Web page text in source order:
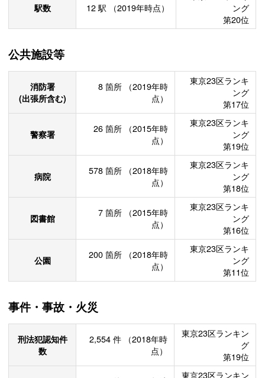
駅数 12駅 （2019年時点）
ング
第20位
公共施設等
消防署
(出張所含む)
8 箇所
（2019年時
点）
東京23区ランキ
ング
第17位
警察署 26 箇所
（2015年時
点）
東京23区ランキ
ング
第19位
病院 578 箇所
（2018年時
点）
東京23区ランキ
ング
第18位
図書館 7 箇所
（2015年時
点）
東京23区ランキ
ング
第16位
公園 200 箇所
（2018年時
点）
東京23区ランキ
ング
第11位
事件・事故・火災
刑法犯認知件
数
2,554 件
（2018年時
点）
東京23区ランキン
グ
第19位
東京23区ランキン